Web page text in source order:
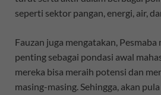
seperti sektor pangan, energi, air,
Fauzan juga mengatakan,
penting sebagai pondasi awal
mereka bisa meraih potensi dan
masing-masing. Sehingga, akan